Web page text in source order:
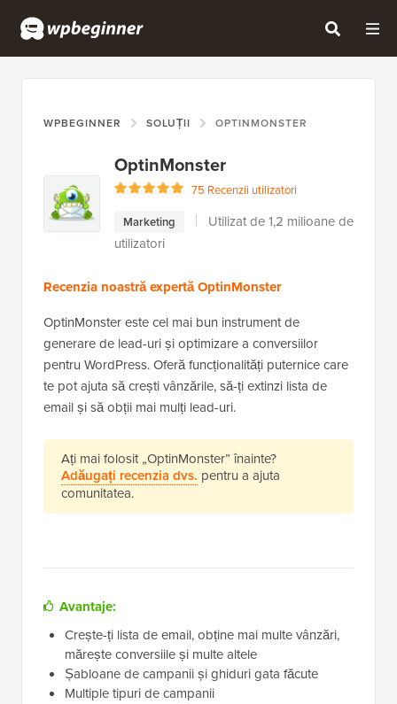
WPBEGINNER SOLUȚII OPTINMONSTER
OptinMonster
75 Recenzii utilizatori
Marketing
Utilizat de 1,2 milioane de
utilizatori
Recenzia noastră expertă OptinMonster
OptinMonster este cel mai bun instrument de
generare de lead-uri și optimizare a conversiilor
pentru WordPress. Oferă funcționalități puternice care
te pot ajuta să crești vânzările, să-ți extinzi lista de
email și să obții mai mulți lead-uri.
Ați mai folosit „OptinMonster” înainte?
Adăugați recenzia dvs. pentru a ajuta
comunitatea.
Avantaje:
Crește-ți lista de email, obține mai multe vânzări,
mărește conversiile și multe altele
Șabloane de campanii și ghiduri gata făcute
Multiple tipuri de campanii